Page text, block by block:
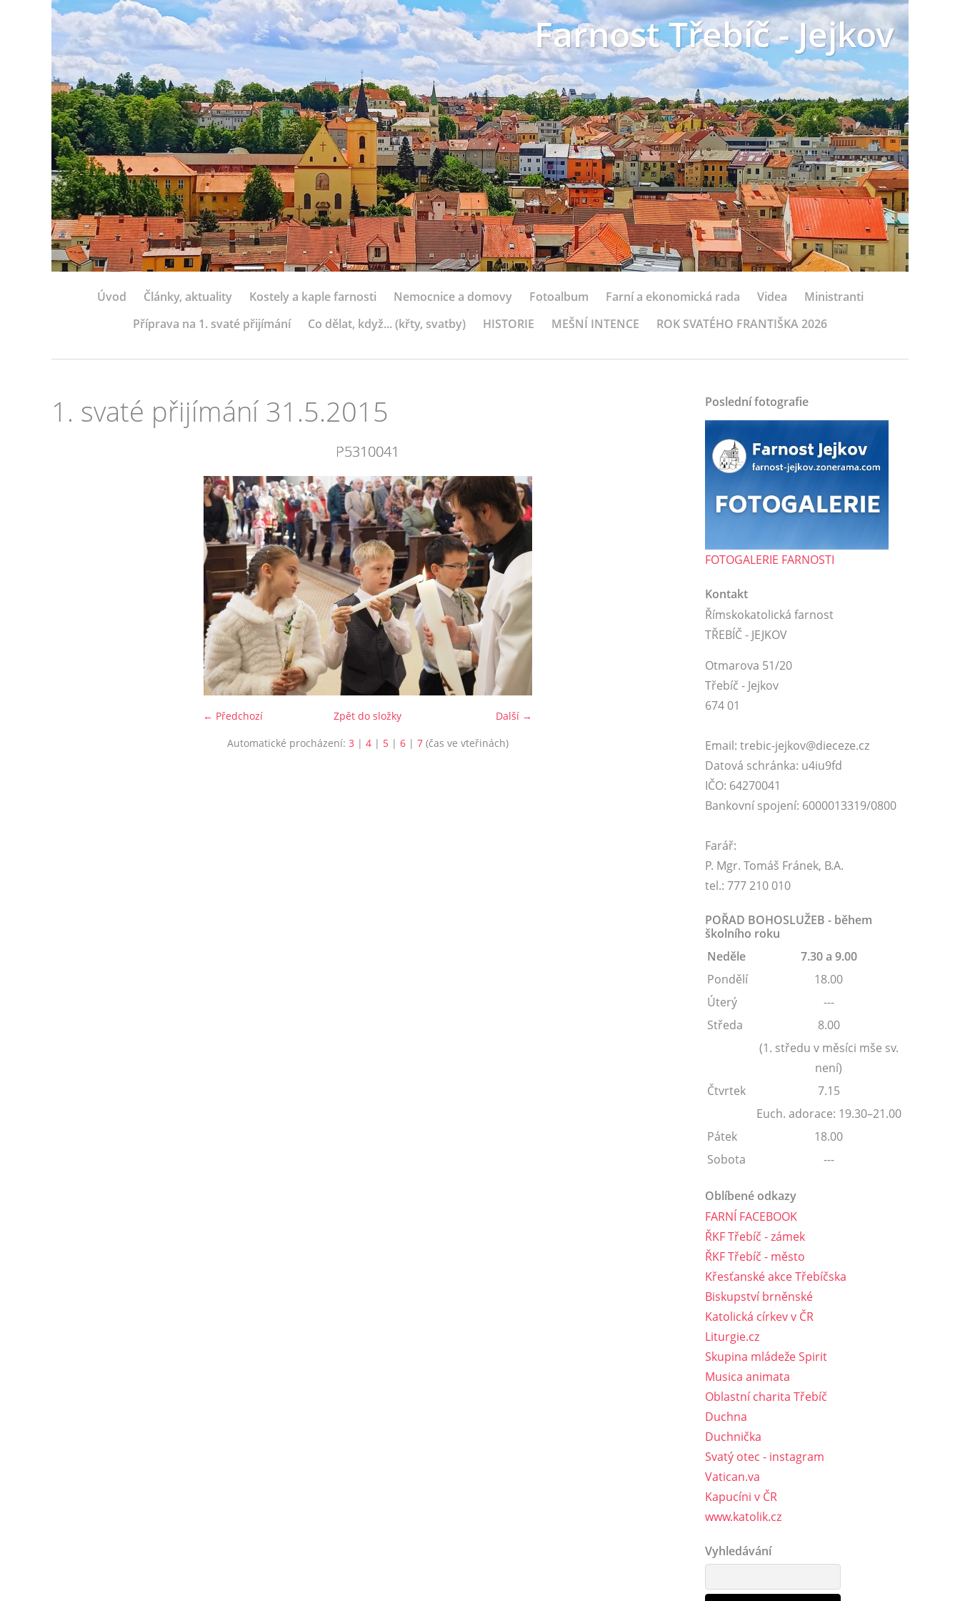
Farnost Třebíč - Jejkov
Úvod Články, aktuality Kostely a kaple farnosti Nemocnice a domovy Fotoalbum Farní a ekonomická rada Videa
Ministranti
Příprava na 1. svaté přijímání
Co dělat, když... (křty, svatby) HISTORIE MEŠNÍ INTENCE ROK SVATÉHO FRANTIŠKA 2026
1. svaté přijímání 31.5.2015
P5310041
← Předchozí Další →
Zpět do složky
Automatické procházení: 3 | 4| 5| 6| 7(čas ve vteřinách)
Poslední fotografie
FOTOGALERIE FARNOSTI
Kontakt
Římskokatolická farnost
TŘEBÍČ - JEJKOV
Otmarova 51/20
Třebíč - Jejkov
674 01
Email: trebic-jejkov@dieceze.cz
Datová schránka: u4iu9fd
IČO: 64270041
Bankovní spojení: 6000013319/0800
Farář:
P. Mgr. Tomáš Fránek, B.A.
tel.: 777 210 010
POŘAD BOHOSLUŽEB - během
školního roku
Neděle
7.30 a 9.00
Pondělí
18.00
Úterý
---
Středa
8.00
(1. středu v měsíci mše sv.
není)
Čtvrtek
7.15
Euch. adorace: 19.30–21.00
Pátek
18.00
Sobota
---
Oblíbené odkazy
FARNÍ FACEBOOK
ŘKF Třebíč - zámek
ŘKF Třebíč - město
Křesťanské akce Třebíčska
Biskupství brněnské
Katolická církev v ČR
Liturgie.cz
Skupina mládeže Spirit
Musica animata
Oblastní charita Třebíč
Duchna
Duchnička
Svatý otec - instagram
Vatican.va
Kapucíni v ČR
www.katolik.cz
Vyhledávání